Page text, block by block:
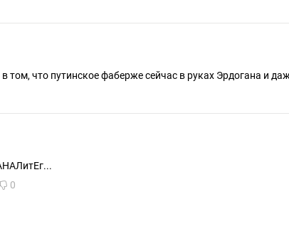
том, что путинское фаберже сейчас в руках Эрдогана и
0